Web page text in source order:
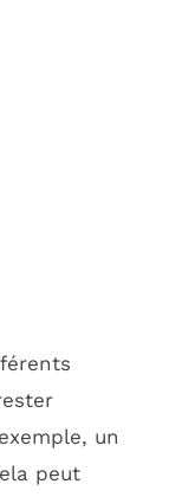
un
peut